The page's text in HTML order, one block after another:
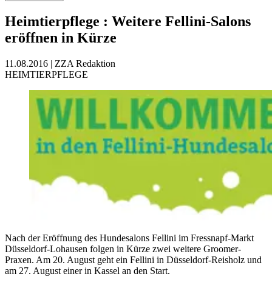
Heimtierpflege : Weitere Fellini-Salons
eröffnen in Kürze
11.08.2016 | ZZA Redaktion
HEIMTIERPFLEGE
Nach der Eröffnung des Hundesalons Fellini im Fressnapf-Markt
Düsseldorf-Lohausen folgen in Kürze zwei weitere Groomer-
Praxen. Am 20. August geht ein Fellini in Düsseldorf-Reisholz und
am 27. August einer in Kassel an den Start.